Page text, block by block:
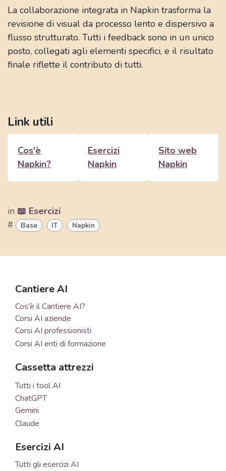
La collaborazione integrata in Napkin trasforma la
revisione di visual da processo lento e dispersivo a
flusso strutturato. Tutti i feedback sono in un unico
posto, collegati agli elementi specifici, e il risultato
finale riflette il contributo di tutti.
Link utili
Cos'è
Napkin?
Esercizi
Napkin
Sito web
Napkin
in 📖 Esercizi
#
Base IT Napkin
Cantiere AI
Cos'è il Cantiere AI?
Corsi AI aziende
Corsi AI professionisti
Corsi AI enti di formazione
Cassetta attrezzi
Tutti i tool AI
ChatGPT
Gemini
Claude
Esercizi AI
Tutti gli esercizi AI